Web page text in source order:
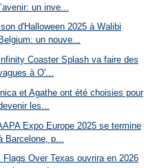
un inve...
d'Halloween 2025 à Walibi
Belgium: un nouve...
Coaster Splash va faire des
à O'...
et Agathe ont été choisies pour
les...
Expo Europe 2025 se termine
Barcelone, p...
Flags Over Texas ouvrira en 2026